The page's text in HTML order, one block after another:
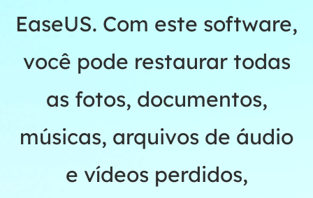
EaseUS. Com este software,
você pode restaurar todas
as fotos, documentos,
músicas, arquivos de áudio
e vídeos perdidos,